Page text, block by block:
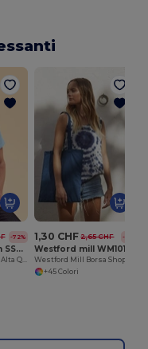
-72%
Fruit of the Loom SS048
T-shirt Uomo Cotone Alta Qualità
1,30 CHF 2,65 CHF -51%
Westford mill WM101
+45 Colori